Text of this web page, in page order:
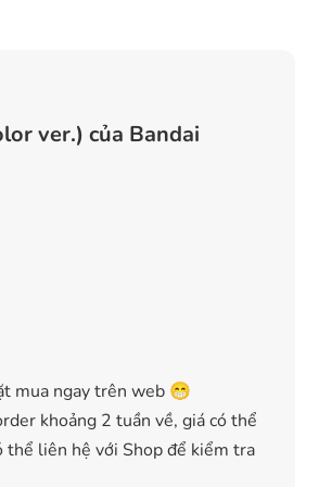
ver.) của Bandai
mua ngay trên web 😁
khoảng 2 tuần về, giá có thể
thể liên hệ với Shop để kiểm tra